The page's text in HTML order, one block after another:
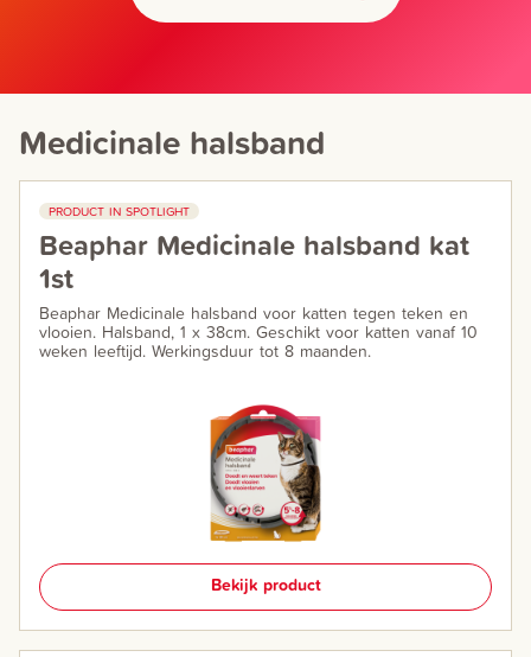
Medicinale halsband
PRODUCT IN SPOTLIGHT
Beaphar Medicinale halsband kat
1st
Beaphar Medicinale halsband voor katten tegen teken en
vlooien. Halsband, 1 x 38cm. Geschikt voor katten vanaf 10
weken leeftijd. Werkingsduur tot 8 maanden.
Bekijk product